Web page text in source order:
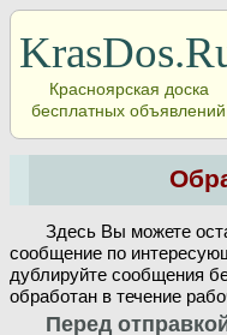
Красноярская доска
бесплатных объявлений
Здесь Вы можете
сообщение по
дублируйте сообщения
обработан в течение
Перед